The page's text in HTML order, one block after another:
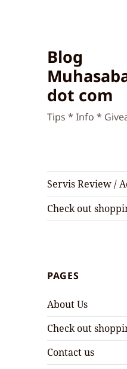
Blog
dot com
Tips * Info *
Servis Review /
Check out
PAGES
About Us
Check out
Contact us